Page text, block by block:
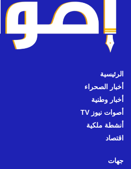
الرئيسية
أخبار الصحراء
أخبار وطنية
أصوات نيوز TV
أنشطة ملكية
اقتصاد
جهات